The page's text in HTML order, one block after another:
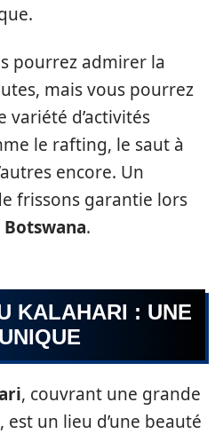
pourrez admirer la
mais vous pourrez
d’activités
le rafting, le saut à
encore. Un
frissons garantie lors
.
KALAHARI : UNE
, couvrant une grande
un lieu d’une beauté